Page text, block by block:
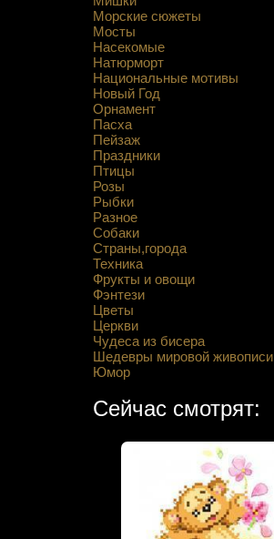
Морские сюжеты
Мосты
Насекомые
Натюрморт
Национальные мотивы
Новый Год
Орнамент
Пасха
Пейзаж
Праздники
Птицы
Розы
Рыбки
Разное
Собаки
Страны,города
Техника
Фрукты и овощи
Фэнтези
Цветы
Церкви
Чудеса из бисера
Шедевры мировой живописи
Юмор
Сейчас смотрят: